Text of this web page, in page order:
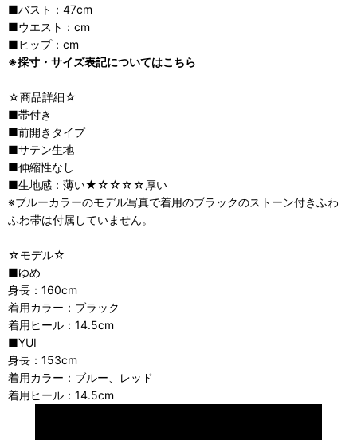
■バスト：47cm
■ウエスト：cm
■ヒップ：cm
※採寸・サイズ表記についてはこちら
☆商品詳細☆
■帯付き
■前開きタイプ
■サテン生地
■伸縮性なし
■生地感：薄い★☆☆☆☆厚い
※ブルーカラーのモデル写真で着用のブラックのストーン付きふわ
ふわ帯は付属していません。
☆モデル☆
■ゆめ
身長：160cm
着用カラー：ブラック
着用ヒール：14.5cm
■YUI
身長：153cm
着用カラー：ブルー、レッド
着用ヒール：14.5cm